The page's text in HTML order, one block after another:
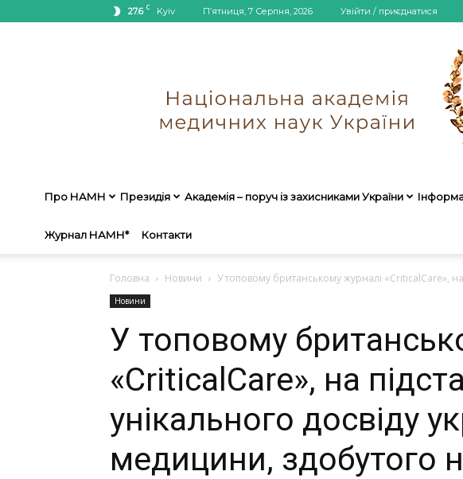
27.6 C Kyiv П’ятниця, 7 Серпня, 2026 Увійти / приєднатися
Про НАМН Президія Академія – поруч із захисниками України
Журнал НАМН* Контакти
Головна Новини У топовому британському журналі «CriticalCare», на
Новини
У топовому
«CriticalCare», на
унікального досвіду
медицини, здобутого